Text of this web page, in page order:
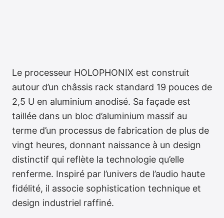
Le processeur HOLOPHONIX est construit
autour d’un châssis rack standard 19 pouces de
2,5 U en aluminium anodisé. Sa façade est
taillée dans un bloc d’aluminium massif au
terme d’un processus de fabrication de plus de
vingt heures, donnant naissance à un design
distinctif qui reflète la technologie qu’elle
renferme. Inspiré par l’univers de l’audio haute
fidélité, il associe sophistication technique et
design industriel raffiné.